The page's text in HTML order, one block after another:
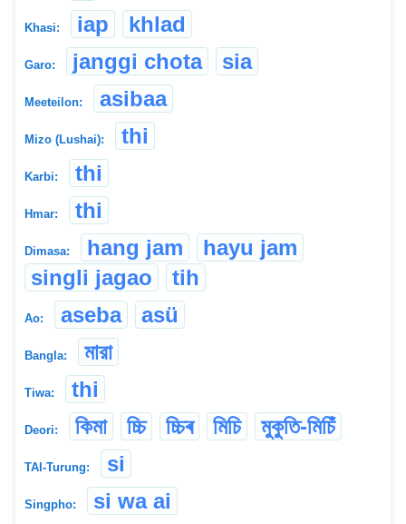
Khasi: iap khlad
Garo: janggi chota sia
Meeteilon: asibaa
Mizo (Lushai): thi
Karbi: thi
Hmar: thi
Dimasa: hang jam
hayu jam
singli jagao
tih
Ao: aseba asü
Bangla: মারা
Tiwa: thi
Deori: কিমা চ্চি চ্চিৰ মিচি মুকুতি-মিচিঁ
TAI-Turung: si
Singpho: si wa ai